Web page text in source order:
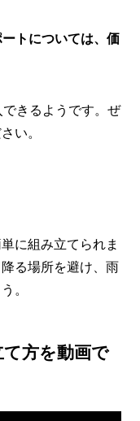
トについては、価
きるようです。ぜ
い。
に組み立てられま
る場所を避け、雨
。
方を動画で